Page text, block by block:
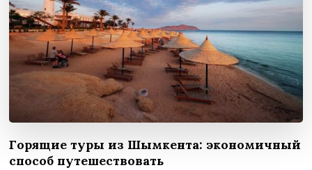
Горящие туры из Шымкента: экономичный
способ путешествовать